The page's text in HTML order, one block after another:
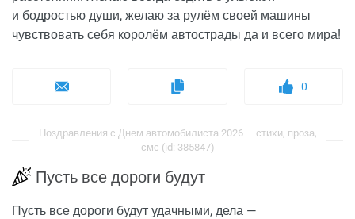
и бодростью души, желаю за рулём своей машины
чувствовать себя королём автострады да и всего мира!
0
Поздравления с Днем автомобилиста 2026 — стихи, проза,
смс (id: 385847)
Пусть все дороги будут
Пусть все дороги будут удачными, дела —